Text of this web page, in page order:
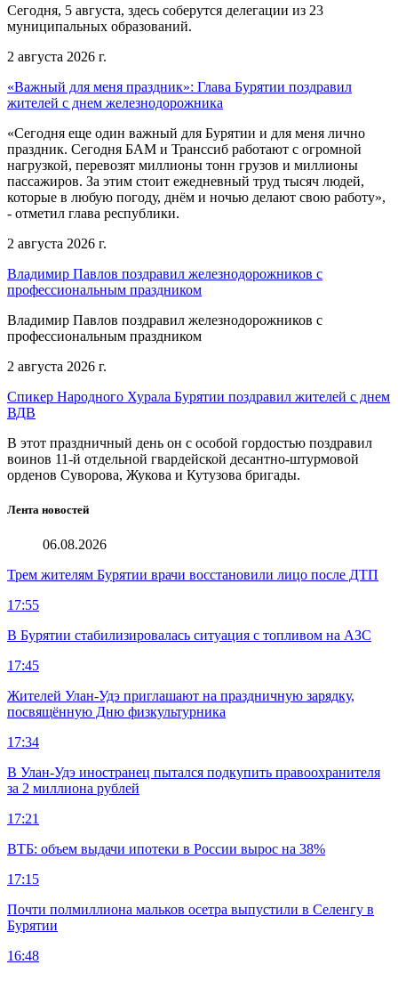
Сегодня, 5 августа, здесь соберутся делегации из 23
муниципальных образований.
2 августа 2026 г.
«Важный для меня праздник»: Глава Бурятии поздравил
жителей с днем железнодорожника
«Сегодня еще один важный для Бурятии и для меня лично
праздник. Сегодня БАМ и Транссиб работают с огромной
нагрузкой, перевозят миллионы тонн грузов и миллионы
пассажиров. За этим стоит ежедневный труд тысяч людей,
которые в любую погоду, днём и ночью делают свою работу»,
- отметил глава республики.
2 августа 2026 г.
Владимир Павлов поздравил железнодорожников с
профессиональным праздником
Владимир Павлов поздравил железнодорожников с
профессиональным праздником
2 августа 2026 г.
Спикер Народного Хурала Бурятии поздравил жителей с днем
ВДВ
В этот праздничный день он с особой гордостью поздравил
воинов 11-й отдельной гвардейской десантно-штурмовой
орденов Суворова, Жукова и Кутузова бригады.
Лента новостей
06.08.2026
Трем жителям Бурятии врачи восстановили лицо после ДТП
17:55
В Бурятии стабилизировалась ситуация с топливом на АЗС
17:45
Жителей Улан-Удэ приглашают на праздничную зарядку,
посвящённую Дню физкультурника
17:34
В Улан-Удэ иностранец пытался подкупить правоохранителя
за 2 миллиона рублей
17:21
ВТБ: объем выдачи ипотеки в России вырос на 38%
17:15
Почти полмиллиона мальков осетра выпустили в Селенгу в
Бурятии
16:48